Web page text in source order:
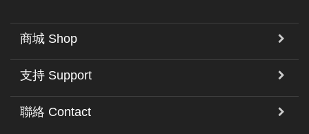
商城 Shop
支持 Support
聯絡 Contact